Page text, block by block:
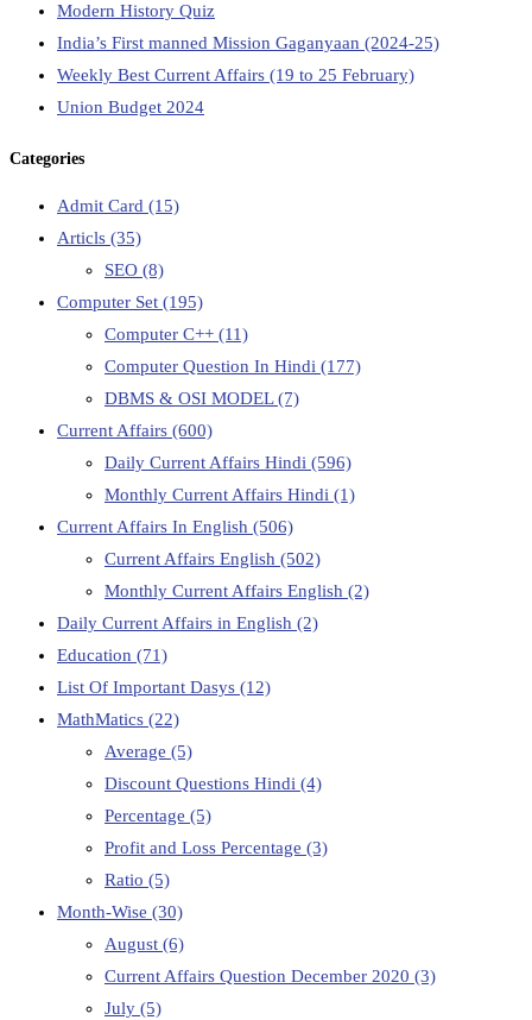
Modern History Quiz
India’s First manned Mission Gaganyaan (2024-25)
Weekly Best Current Affairs (19 to 25 February)
Union Budget 2024
Categories
Admit Card (15)
Articls (35)
SEO (8)
Computer Set (195)
Computer C++ (11)
Computer Question In Hindi (177)
DBMS & OSI MODEL(7)
Current Affairs (600)
Daily Current Affairs Hindi (596)
Monthly Current Affairs Hindi (1)
Current Affairs In English (506)
Current Affairs English (502)
Monthly Current Affairs English (2)
Daily Current Affairs in English (2)
Education (71)
List Of Important Dasys (12)
MathMatics (22)
Average (5)
Discount Questions Hindi (4)
Percentage (5)
Profit and Loss Percentage (3)
Ratio (5)
Month-Wise (30)
August (6)
Current Affairs Question December 2020 (3)
July (5)